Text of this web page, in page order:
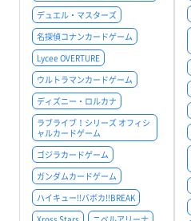
デュエル・マスターズ
名探偵コナンカードゲーム
Lycee OVERTURE
ウルトラマンカードゲーム
ディズニー・ロルカナ
ラブライブ！シリーズ オフィシ
ャルカードゲーム
ゴジラカードゲーム
ガンダムカードゲーム
ハイキュー!!バボカ!!BREAK